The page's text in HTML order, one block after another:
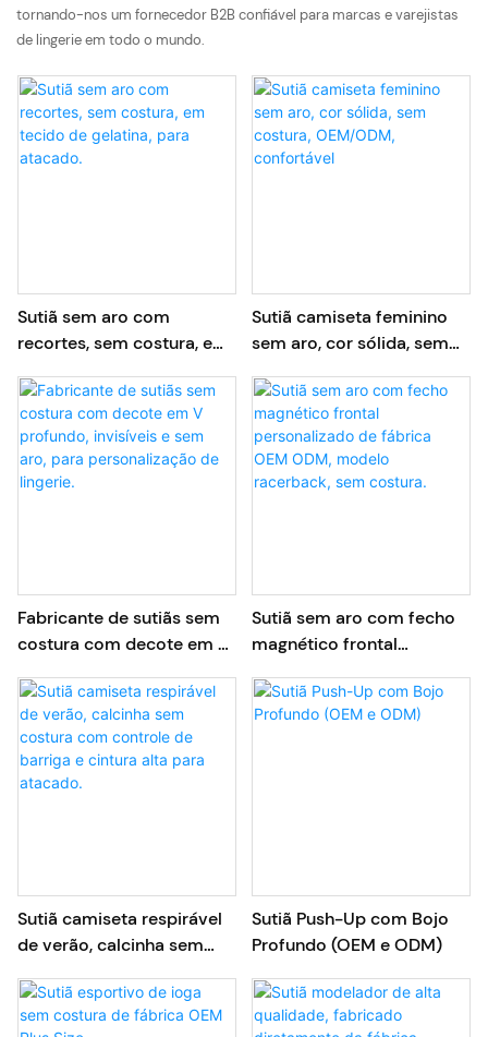
tornando-nos um fornecedor B2B confiável para marcas e varejistas
de lingerie em todo o mundo.
Sutiã sem aro com
recortes, sem costura, em
atacado.
Sutiã camiseta feminino
sem aro, cor sólida, sem
confortável
Fabricante de sutiãs sem
costura com decote em V
aro, para personalização
de lingerie.
Sutiã sem aro com fecho
magnético frontal
OEM ODM, modelo
racerback, sem costura.
Sutiã camiseta respirável
de verão, calcinha sem
barriga e cintura alta para
atacado.
Sutiã Push-Up com Bojo
Profundo (OEM e ODM)